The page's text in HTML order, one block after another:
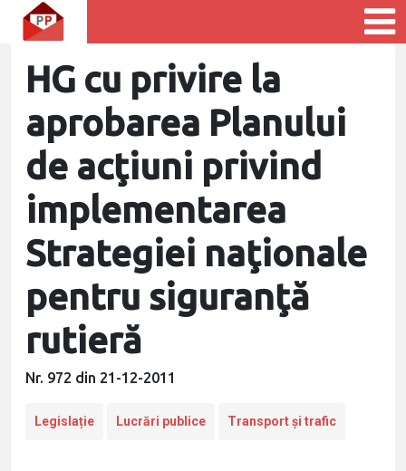
HG cu privire la
aprobarea Planului
de acţiuni privind
implementarea
Strategiei naţionale
pentru siguranţă
rutieră
Nr. 972 din 21-12-2011
Legislație Lucrări publice Transport și trafic